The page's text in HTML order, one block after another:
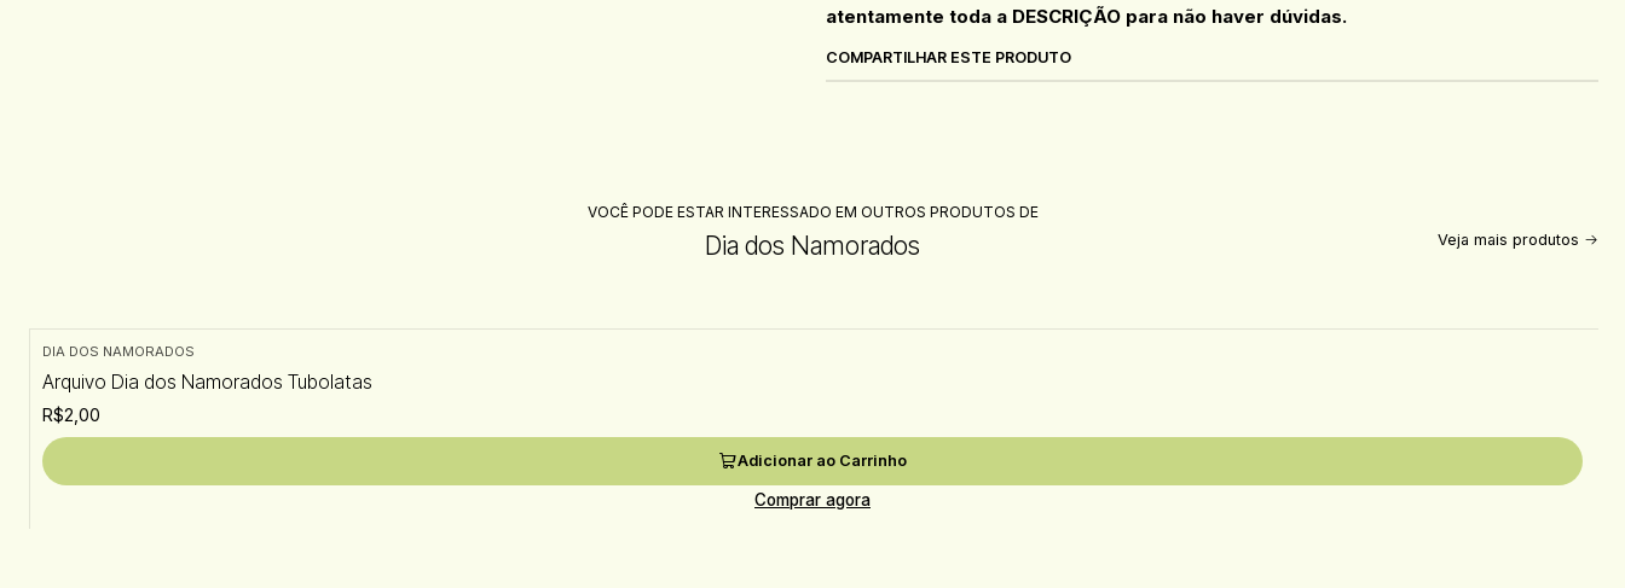
atentamente toda a DESCRIÇÃO para não haver dúvidas.
COMPARTILHAR ESTE PRODUTO
VOCÊ PODE ESTAR INTERESSADO EM OUTROS PRODUTOS DE
Dia dos Namorados Veja mais produtos
DIA DOS NAMORADOS
Arquivo Dia dos Namorados Tubolatas
R$2,00
Adicionar ao Carrinho
Comprar agora